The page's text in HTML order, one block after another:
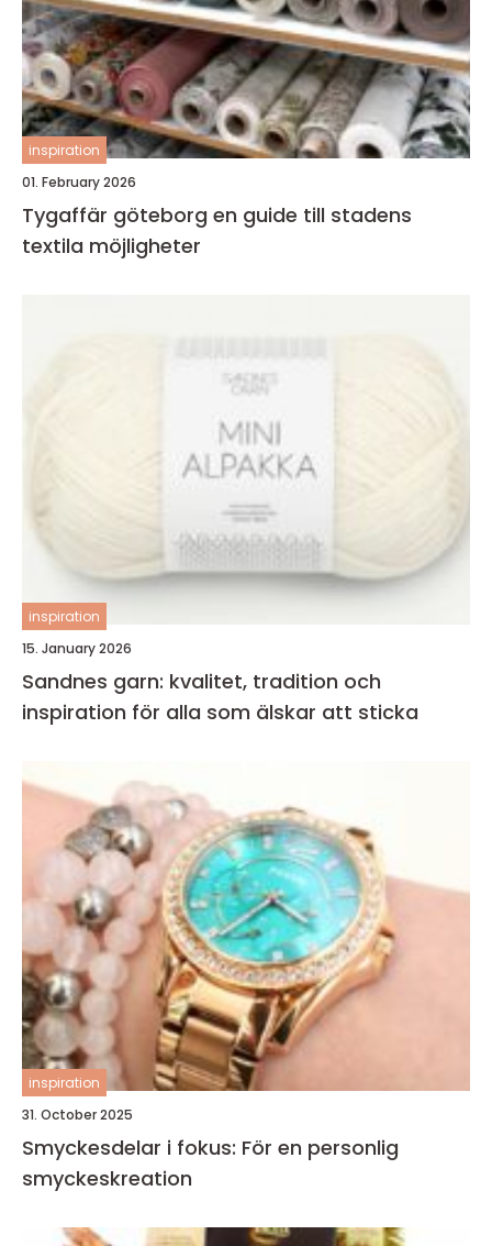
inspiration
01. February 2026
Tygaffär göteborg en guide till stadens
textila möjligheter
inspiration
15. January 2026
Sandnes garn: kvalitet, tradition och
inspiration för alla som älskar att sticka
inspiration
31. October 2025
Smyckesdelar i fokus: För en personlig
smyckeskreation